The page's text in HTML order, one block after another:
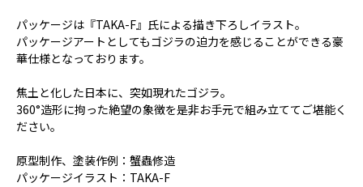
パッケージは『TAKA-F』氏による描き下ろしイラスト。
パッケージアートとしてもゴジラの迫力を感じることができる豪
華仕様となっております。
焦土と化した日本に、突如現れたゴジラ。
360°造形に拘った絶望の象徴を是非お手元で組み立ててご堪能く
ださい。
原型制作、塗装作例：蟹蟲修造
パッケージイラスト：TAKA-F